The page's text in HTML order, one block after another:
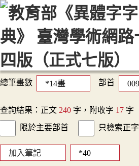
::: 最新消息 常見問題 編輯說明
顯示模式
網站導覽
總筆畫數 部首
查詢結果：正文 240 字，附收字 17 字
限於主要部首
只檢索正字
加入筆記